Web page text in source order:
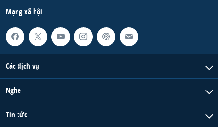
Mạng xã hội
Các dịch vụ
Nghe
Tin tức